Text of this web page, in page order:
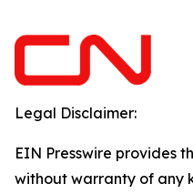
Legal Disclaimer:
EIN Presswire provides
without warranty of any